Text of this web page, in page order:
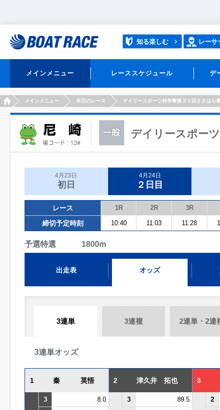
知る楽しむ レーサ
メインメニュー レーススケジュール デ
HOMEメインメニュー 本日のレース デイリースポーツ杯争奪第３５回ささはら
デイリースポー
4月23日
初日
4月24日
２日目
レース 1R 2R 3R
締切予定時刻 10:40 11:03 11:28
予選特選 1800m
出走表 オッズ
3連単 3連複 2連単・2連
3連単オッズ
1 秦 英悟 2 津久井 拓也 3
3 8.0 3 89.5
2